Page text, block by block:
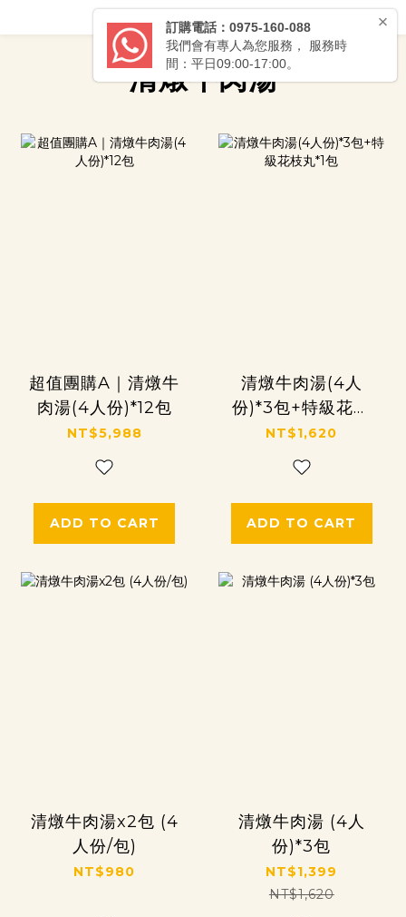
清燉牛肉湯
超值團購A｜清燉牛
肉湯(4人份)*12包
NT$5,988
ADD TO CART
清燉牛肉湯(4人
份)*3包+特級花枝
丸*1包
NT$1,620
ADD TO CART
清燉牛肉湯x2包 (4
人份/包)
NT$980
清燉牛肉湯 (4人
份)*3包
NT$1,399
NT$1,620